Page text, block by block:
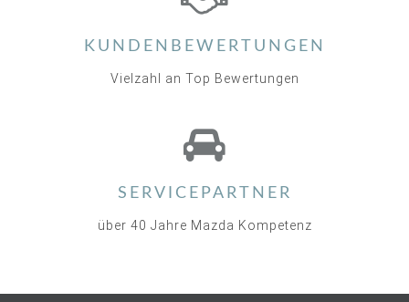
KUNDENBEWERTUNGEN
Vielzahl an Top Bewertungen
SERVICEPARTNER
über 40 Jahre Mazda Kompetenz